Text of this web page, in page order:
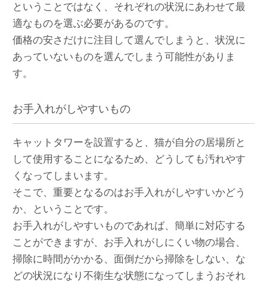
ということではなく、それぞれの状況にあわせて最
適なものを選ぶ必要があるのです。
価格の安さだけに注目して選んでしまうと、状況に
あっていないものを選んでしまう可能性がありま
す。
お手入れがしやすいもの
キャットタワーを設置すると、猫が自分の居場所と
して使用することになるため、どうしても汚れやす
くなってしまいます。
そこで、重要となるのはお手入れがしやすいかどう
か、ということです。
お手入れがしやすいものであれば、簡単に対応する
ことができますが、お手入れがしにくい物の場合、
掃除に時間がかかる、面倒だから掃除をしない、な
どの状況になり不衛生な状態になってしまうおそれ